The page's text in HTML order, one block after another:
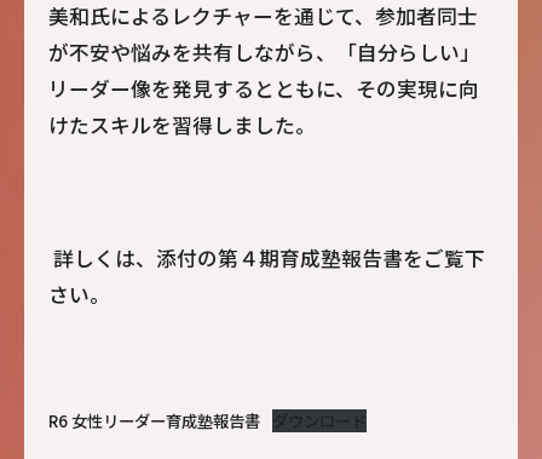
美和氏によるレクチャーを通じて、参加者同士
が不安や悩みを共有しながら、「自分らしい」
リーダー像を発見するとともに、その実現に向
けたスキルを習得しました。
詳しくは、添付の第４期育成塾報告書をご覧下
さい。
R6 女性リーダー育成塾報告書 ダウンロード